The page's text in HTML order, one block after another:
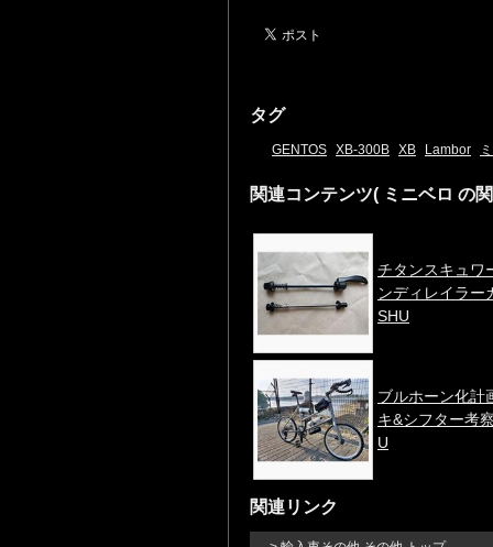
タグ
GENTOS XB-300B XB Lambor
関連コンテンツ( ミニベロ の
チタンスキュワ
ンディレイラー
SHU
ブルホーン化計
キ&シフター考
U
関連リンク